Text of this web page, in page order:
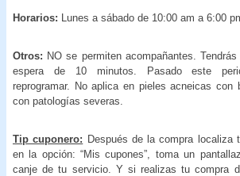
Horarios: Lunes a sábado de 10:00 am a 6:00
Otros: NO se permiten acompañantes.
espera de 10 minutos. Pasado este
reprogramar. No aplica en pieles acneicas con
con patologías severas.
Tip cuponero: Después de la compra localiza
en la opción: “Mis cupones”, toma un
canje de tu servicio. Y si realizas tu compra